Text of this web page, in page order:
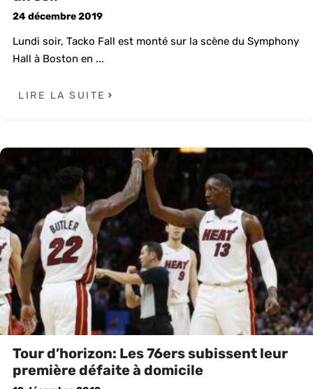
24 décembre 2019
Lundi soir, Tacko Fall est monté sur la scène du Symphony
Hall à Boston en ...
LIRE LA SUITE
Tour d’horizon: Les 76ers subissent leur
première défaite à domicile